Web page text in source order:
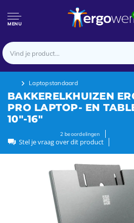
MENU
Laptopstandaard
BAKKERELKHUIZEN
PRO LAPTOP- EN
10"-16"
2beoordelingen
Stel je vraag over dit product